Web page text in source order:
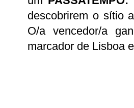
descobrirem o sítio
O/a vencedor/a
marcador de Lisboa